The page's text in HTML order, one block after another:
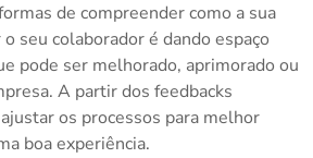
de compreender como a sua
seu colaborador é dando espaço
pode ser melhorado, aprimorado ou
A partir dos feedbacks
os processos para melhor
boa experiência.